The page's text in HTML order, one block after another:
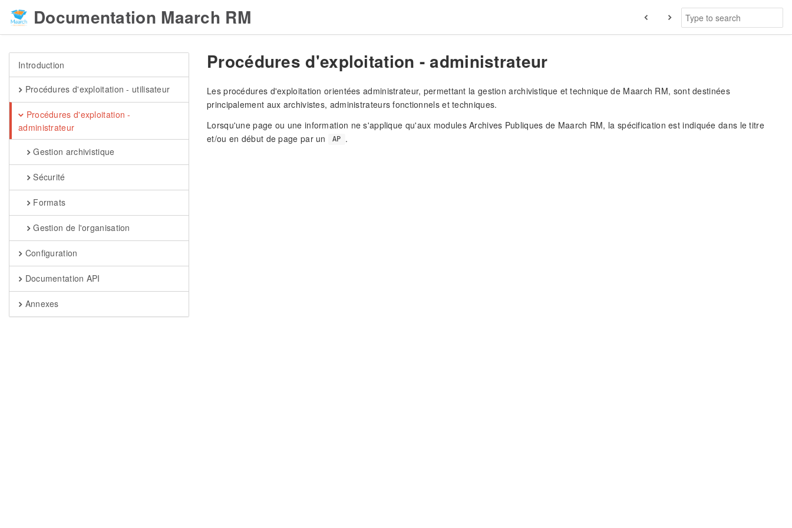
Documentation Maarch RM
Introduction
Procédures d'exploitation - utilisateur
Procédures d'exploitation -
administrateur
Gestion archivistique
Sécurité
Formats
Gestion de l'organisation
Configuration
Documentation API
Annexes
Procédures d'exploitation - administrateur
Les procédures d'exploitation orientées administrateur, permettant la gestion archivistique et technique de Maarch RM, sont destinées
principalement aux archivistes, administrateurs fonctionnels et techniques.
Lorsqu'une page ou une information ne s'applique qu'aux modules Archives Publiques de Maarch RM, la spécification est indiquée dans le titre
et/ou en début de page par un
AP .